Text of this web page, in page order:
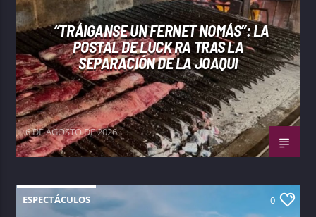
“TRÁIGANSE UN FERNET NOMÁS”: LA
POSTAL DE LUCK RA TRAS LA
SEPARACIÓN DE LA JOAQUI
6 DE AGOSTO DE 2026
ESPECTÁCULOS 0